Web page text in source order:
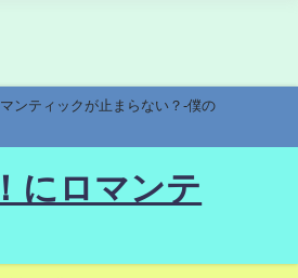
ンティックが止まらない？-僕の
にロマンテ